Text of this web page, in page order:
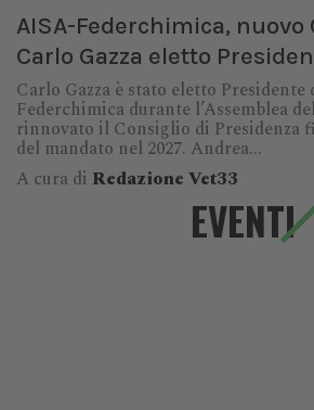
AISA-Federchimica, nuovo
Carlo Gazza eletto
Carlo Gazza è stato eletto Presidente
Federchimica durante l’Assemblea
rinnovato il Consiglio di Presidenza
del mandato nel 2027. Andrea...
A cura di Redazione Vet33
EVENTI